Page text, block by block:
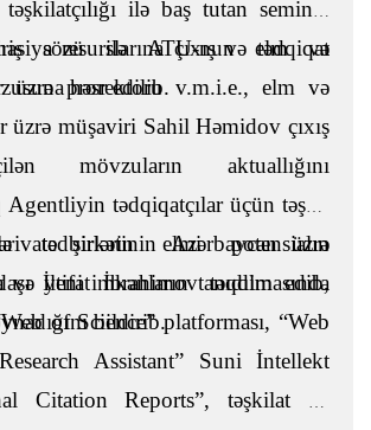
ilə baş tutan seminar
resurslarına çıxış və tədqiqat
həsr edilib.
sözü ilə ATU-nun elm və
üzrə prorektoru v.m.i.e., elm və
üzrə müşaviri Sahil Həmidov çıxış
mövzuların aktuallığını
tədqiqatçılar üçün təşkil
tədbirlərin elmi potensialın
və yeni imkanların tanıdılmasında
bildirib.
şirkətinin Azərbaycan üzrə
İltifat İbrahimov təqdim edib,
of Science” platforması, “Web
Assistant” Suni İntellekt
Citation Reports”, təşkilat və